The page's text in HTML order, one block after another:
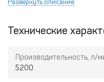
температуры);
«полевых» условиях;
Развернуть описание
Технические
Производительность, л/
5200